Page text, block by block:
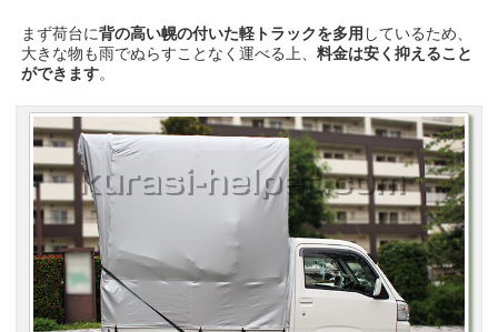
まず荷台に背の高い幌の付いた軽トラックを多用 しているため、
大きな物も雨でぬらすことなく運べる上、料金は安く抑えること
ができます。